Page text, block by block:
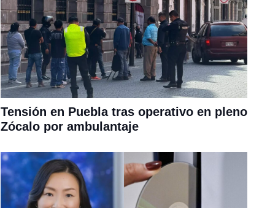
Tensión en Puebla tras operativo en pleno
Zócalo por ambulantaje